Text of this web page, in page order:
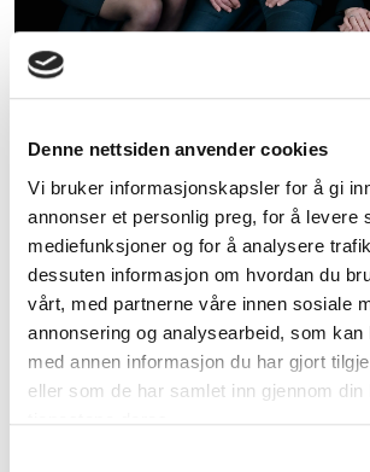
Denne nettsiden anvender cookies
Vi bruker informasjonskapsler for å gi
annonser et personlig preg, for å levere
mediefunksjoner og for å analysere
dessuten informasjon om hvordan du
vårt, med partnerne våre innen sosiale
annonsering og analysearbeid, som kan
med annen informasjon du har gjort
eller som de har samlet inn gjennom din
etter mange overveielser, realiserte
lenge tenkt tanke om å starte byrå selv.
ble Begravelsesbyrået Tore E. Nilsen
kontor i egen bolig i Skjeberg. Byrået
sammen med ektefellen Gunni. I dag
virksomheten fra Statsminister Torps
Vi er en familiebedrift med 9 ansatte.
Våre oppdrag er i hovedsak i
vi har også seremonier i